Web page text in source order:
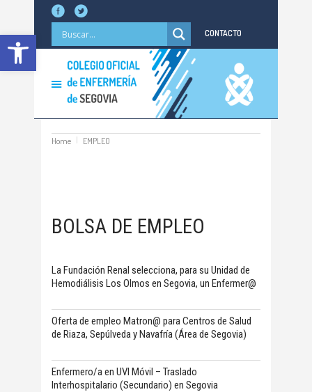
Abrir barra de herramientas CONTACTO
Home EMPLEO
BOLSA DE EMPLEO
La Fundación Renal selecciona, para su Unidad de
Hemodiálisis Los Olmos en Segovia, un Enfermer@
Oferta de empleo Matron@ para Centros de Salud
de Riaza, Sepúlveda y Navafría (Área de Segovia)
Enfermero/a en UVI Móvil – Traslado
Interhospitalario (Secundario) en Segovia